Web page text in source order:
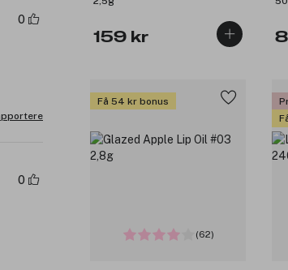
159 kr
Få 54 kr bonus
(62)
0
0